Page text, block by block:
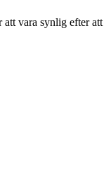
vara synlig efter att